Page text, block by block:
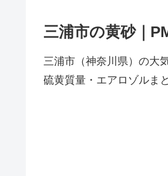
三浦市の黄砂｜
三浦市（神奈川県）の大
硫黄質量・エアロゾルまと